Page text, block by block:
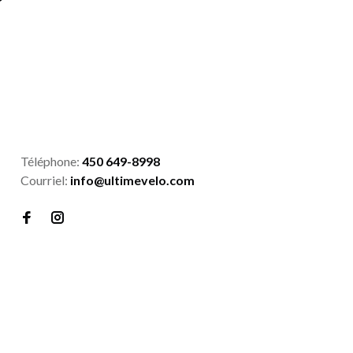
Téléphone: 450 649-8998
Courriel: info@ultimevelo.com